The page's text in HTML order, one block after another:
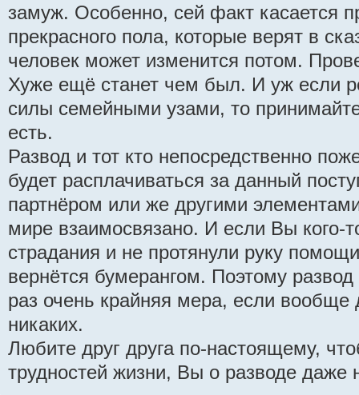
замуж. Особенно, сей факт касается
прекрасного пола, которые верят в
человек может изменится потом.
Хуже ещё станет чем был. И уж если
силы семейными узами, то
есть.
Развод и тот кто непосредственно
будет расплачиваться за данный
партнёром или же другими
мире взаимосвязано. И если Вы кого-
страдания и не протянули руку
вернётся бумерангом. Поэтому
раз очень крайняя мера, если вообще
никаких.
Любите друг друга по-настоящему,
трудностей жизни, Вы о разводе даже